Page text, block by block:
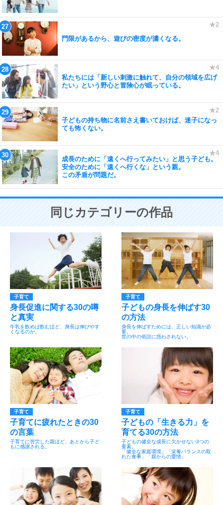
門限があるから、遊びの密度が濃くなる。
私たちには「新しい刺激に触れて、自分の領域を広げ
たい」という野心と冒険心が眠っている。
子どもの持ち物に名前さえ書いておけば、迷子になっ
ても怖くない。
成長のために「遠くへ行ってみたい」と思う子ども。
安全のために「遠くへ行くな」という親。
この矛盾が問題だ。
同じカテゴリーの作品
子育て
身長促進に関する30の噂
と真実
牛乳を飲めば飲むほど、身長は伸びやす
くなるのか。
子育て
子どもの身長を伸ばす30
の方法
身長を伸ばすためには、正しい知識が必
要。
世の中の俗説に惑わされない。
子育て
子育てに疲れたときの30
の言葉
子育てに苦労した親ほど、あとから子ど
もに感謝される。
子育て
子どもの「生きる力」を
育てる30の方法
子どもの健全な成長に欠かせない3つの
要素。
「健全な家庭環境」「栄養バランスの取
れた食事」「親からの愛情」